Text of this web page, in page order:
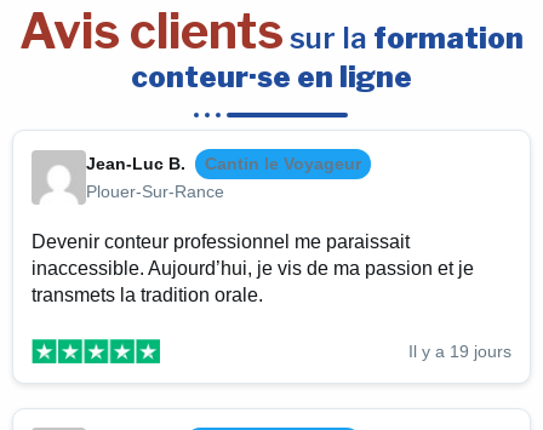
Avis clients sur la formation
conteur·se en ligne
Jean-Luc B.
Cantin le Voyageur
Plouer-Sur-Rance
Devenir conteur professionnel me paraissait
inaccessible. Aujourd’hui, je vis de ma passion et je
transmets la tradition orale.
Il y a 19 jours